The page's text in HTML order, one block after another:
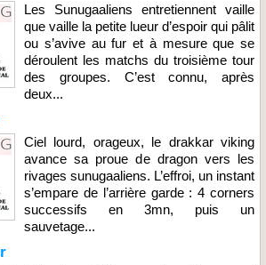
Les Sunugaaliens entretiennent vaille
que vaille la petite lueur d’espoir qui pâlit
ou s’avive au fur et à mesure que se
déroulent les matchs du troisième tour
des groupes. C’est connu, après
deux...
Ciel lourd, orageux, le drakkar viking
avance sa proue de dragon vers les
rivages sunugaaliens. L’effroi, un instant
s’empare de l’arrière garde : 4 corners
successifs en 3mn, puis un
sauvetage...